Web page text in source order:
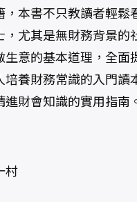
本書不只教讀者輕鬆
尤其是無財務背景
意的基本道理，全
養財務常識的入門讀
財會知識的實用指南
村